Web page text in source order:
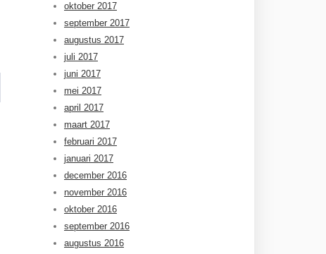
oktober 2017
september 2017
augustus 2017
juli 2017
juni 2017
mei 2017
april 2017
maart 2017
februari 2017
januari 2017
december 2016
november 2016
oktober 2016
september 2016
augustus 2016